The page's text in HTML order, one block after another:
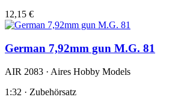
12,15 €
German 7,92mm gun M.G. 81
AIR 2083 · Aires Hobby Models
1:32 · Zubehörsatz